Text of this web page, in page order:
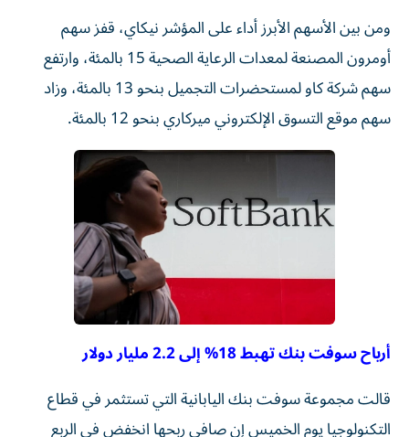
ومن بين الأسهم الأبرز أداء على ⁠المؤشر نيكاي، قفز سهم
أومرون المصنعة لمعدات الرعاية الصحية ​15 بالمئة، وارتفع
سهم شركة كاو لمستحضرات التجميل بنحو 13 بالمئة، وزاد
سهم موقع التسوق الإلكتروني ميركاري بنحو 12 ⁠بالمئة.
أرباح سوفت بنك تهبط 18% إلى 2.2 مليار دولار
قالت مجموعة سوفت بنك ‌اليابانية التي تستثمر في قطاع ​
التكنولوجيا يوم ⁠الخميس إن صافي ‌ربحها انخفض في ‌الربع